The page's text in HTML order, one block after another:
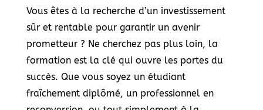
Vous êtes à la recherche d’un investissement
sûr et rentable pour garantir un avenir
prometteur ? Ne cherchez pas plus loin, la
formation est la clé qui ouvre les portes du
succès. Que vous soyez un étudiant
fraîchement diplômé, un professionnel en